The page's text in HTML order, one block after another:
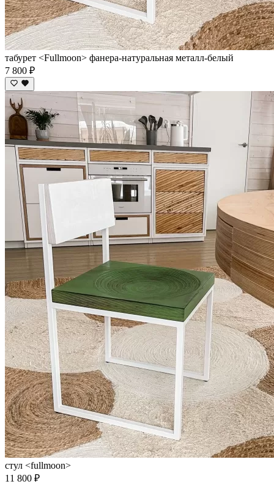
табурет <Fullmoon> фанера-натуральная металл-белый
7 800 ₽
стул <fullmoon>
11 800 ₽